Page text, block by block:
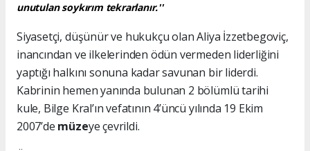
unutulan soykırım tekrarlanır.''
Siyasetçi, düşünür ve hukukçu olan Aliya İzzetbegoviç,
inancından ve ilkelerinden ödün vermeden liderliğini
yaptığı halkını sonuna kadar savunan bir liderdi.
Kabrinin hemen yanında bulunan 2 bölümlü tarihi
kule, Bilge Kral’ın vefatının 4’üncü yılında 19 Ekim
2007’de müzeye çevrildi.